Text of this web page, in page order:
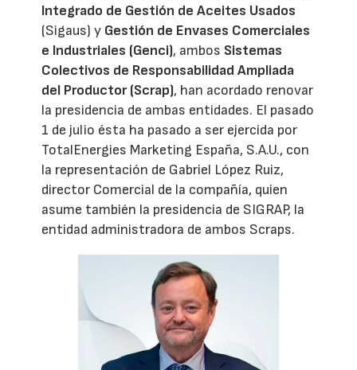
Integrado de Gestión de Aceites Usados
(Sigaus) y Gestión de Envases Comerciales
e Industriales (Genci), ambos Sistemas
Colectivos de Responsabilidad Ampliada
del Productor (Scrap), han acordado renovar
la presidencia de ambas entidades. El pasado
1 de julio ésta ha pasado a ser ejercida por
TotalEnergies Marketing España, S.A.U., con
la representación de Gabriel López Ruiz,
director Comercial de la compañía, quien
asume también la presidencia de SIGRAP, la
entidad administradora de ambos Scraps.